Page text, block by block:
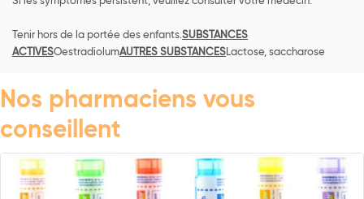
Tenir hors de la portée des enfants.SUBSTANCES
ACTIVESOestradiolumAUTRES SUBSTANCESLactose, saccharose
Nos pharmaciens vous
conseillent